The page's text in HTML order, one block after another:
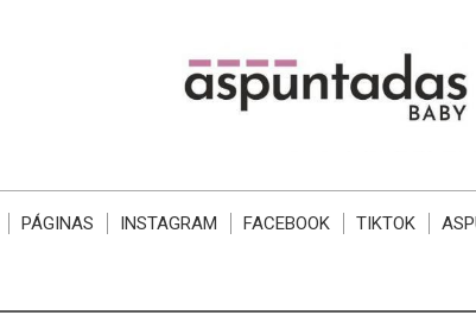
PÁGINAS INSTAGRAM FACEBOOK TIKTOK